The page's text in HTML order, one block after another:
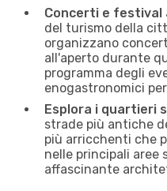
Concerti e festival
del turismo della
organizzano
all'aperto durante
programma degli
enogastronomici
Esplora i quartieri
strade più antiche
più arricchenti che
nelle principali aree
affascinante